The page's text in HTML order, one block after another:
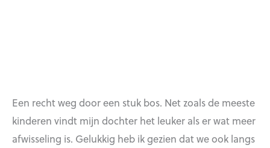
Een recht weg door een stuk bos. Net zoals de meeste
kinderen vindt mijn dochter het leuker als er wat meer
afwisseling is. Gelukkig heb ik gezien dat we ook langs